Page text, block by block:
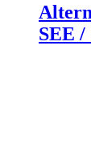
SEE